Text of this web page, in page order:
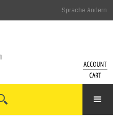
Sprache ändern
Zum